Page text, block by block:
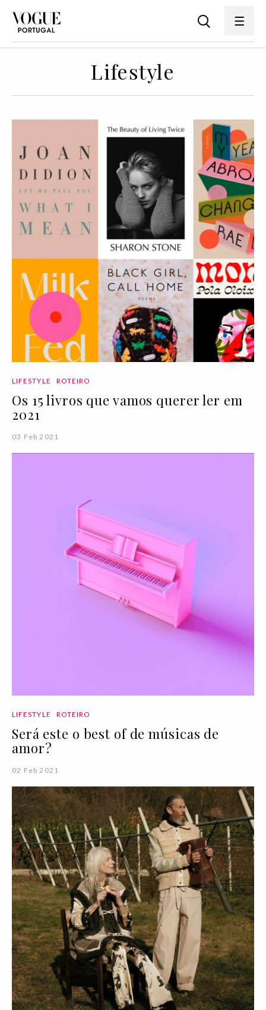
Lifestyle
LIFESTYLE ROTEIRO
Os 15 livros que vamos querer ler em
2021
03 Feb 2021
LIFESTYLE ROTEIRO
Será este o best of de músicas de
amor?
02 Feb 2021